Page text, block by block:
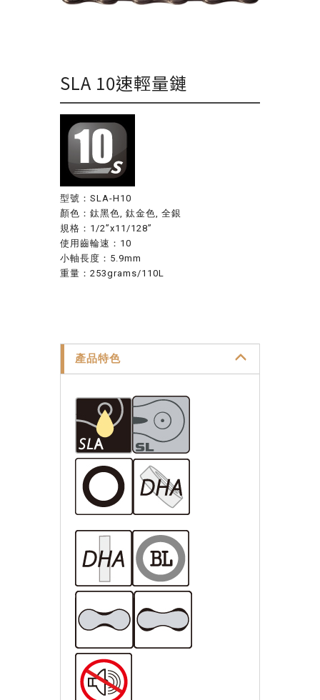
SLA 10速輕量鏈
型號：SLA-H10
顏色：鈦黑色, 鈦金色, 全銀
規格：1/2”x11/128”
使用齒輪速：10
小軸長度：5.9mm
重量：253grams/110L
產品特色